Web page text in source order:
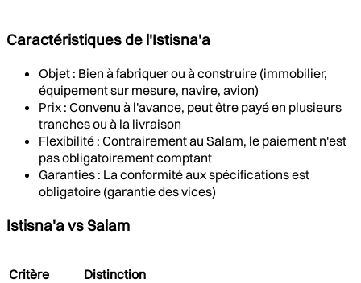
Caractéristiques de l'Istisna'a
Objet : Bien à fabriquer ou à construire (immobilier,
équipement sur mesure, navire, avion)
Prix : Convenu à l'avance, peut être payé en plusieurs
tranches ou à la livraison
Flexibilité : Contrairement au Salam, le paiement n'est
pas obligatoirement comptant
Garanties : La conformité aux spécifications est
obligatoire (garantie des vices)
Istisna'a vs Salam
Critère Distinction